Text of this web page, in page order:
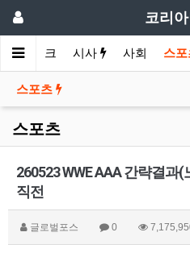
코리아
바이크 시사 사회 스
스포츠
스포츠
260523 WWE AAA 간략결과
직전
글로벌포스 0